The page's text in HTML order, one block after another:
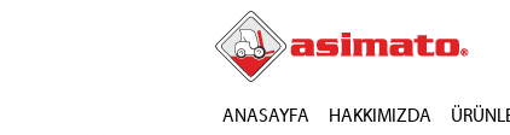
ANASAYFA HAKKIMIZDA